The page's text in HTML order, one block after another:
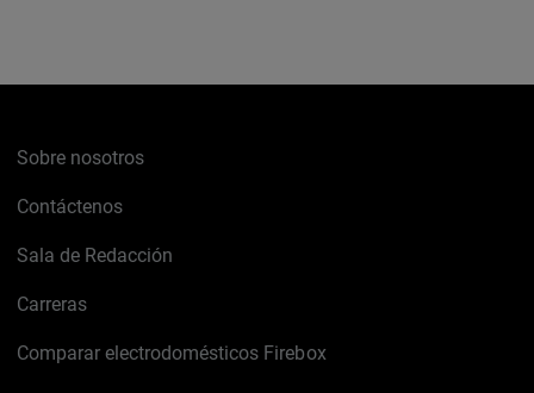
Sobre nosotros
Contáctenos
Sala de Redacción
Carreras
Comparar electrodomésticos Firebox